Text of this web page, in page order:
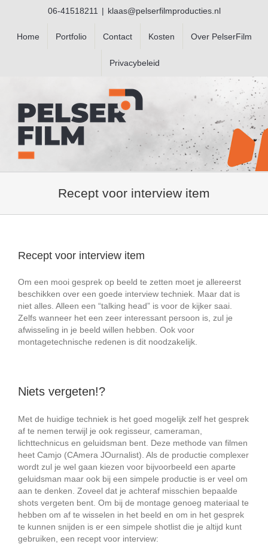
06-41518211 | klaas@pelserfilmproducties.nl
Home Portfolio Contact Kosten Over PelserFilm
Privacybeleid
Recept voor interview item
Recept voor interview item
Om een mooi gesprek op beeld te zetten moet je allereerst
beschikken over een goede interview techniek. Maar dat is
niet alles. Alleen een “talking head” is voor de kijker saai.
Zelfs wanneer het een zeer interessant persoon is, zul je
afwisseling in je beeld willen hebben. Ook voor
montagetechnische redenen is dit noodzakelijk.
Niets vergeten!?
Met de huidige techniek is het goed mogelijk zelf het gesprek
af te nemen terwijl je ook regisseur, cameraman,
lichttechnicus en geluidsman bent. Deze methode van filmen
heet Camjo (CAmera JOurnalist). Als de productie complexer
wordt zul je wel gaan kiezen voor bijvoorbeeld een aparte
geluidsman maar ook bij een simpele productie is er veel om
aan te denken. Zoveel dat je achteraf misschien bepaalde
shots vergeten bent. Om bij de montage genoeg materiaal te
hebben om af te wisselen in het beeld en om in het gesprek
te kunnen snijden is er een simpele shotlist die je altijd kunt
gebruiken, een recept voor interview: